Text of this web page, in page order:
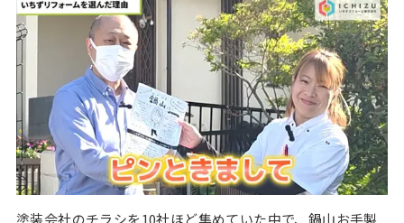
塗装会社のチラシを10社ほど集めていた中で、鍋山お手製